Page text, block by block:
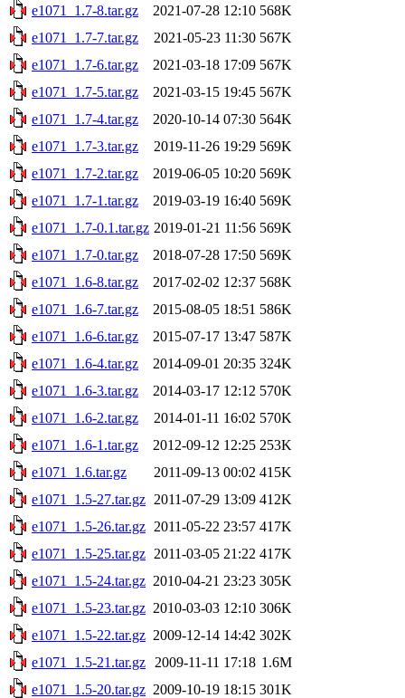
e1071_1.7-8.tar.gz
2021-07-28 12:10 568K
e1071_1.7-7.tar.gz
2021-05-23 11:30 567K
e1071_1.7-6.tar.gz
2021-03-18 17:09 567K
e1071_1.7-5.tar.gz
2021-03-15 19:45 567K
e1071_1.7-4.tar.gz
2020-10-14 07:30 564K
e1071_1.7-3.tar.gz
2019-11-26 19:29 569K
e1071_1.7-2.tar.gz
2019-06-05 10:20 569K
e1071_1.7-1.tar.gz
2019-03-19 16:40 569K
e1071_1.7-0.1.tar.gz 2019-01-21 11:56 569K
e1071_1.7-0.tar.gz
2018-07-28 17:50 569K
e1071_1.6-8.tar.gz
2017-02-02 12:37 568K
e1071_1.6-7.tar.gz
2015-08-05 18:51 586K
e1071_1.6-6.tar.gz
2015-07-17 13:47 587K
e1071_1.6-4.tar.gz
2014-09-01 20:35 324K
e1071_1.6-3.tar.gz
2014-03-17 12:12 570K
e1071_1.6-2.tar.gz
2014-01-11 16:02 570K
e1071_1.6-1.tar.gz
2012-09-12 12:25 253K
e1071_1.6.tar.gz
2011-09-13 00:02 415K
e1071_1.5-27.tar.gz 2011-07-29 13:09 412K
e1071_1.5-26.tar.gz 2011-05-22 23:57 417K
e1071_1.5-25.tar.gz 2011-03-05 21:22 417K
e1071_1.5-24.tar.gz 2010-04-21 23:23 305K
e1071_1.5-23.tar.gz 2010-03-03 12:10 306K
e1071_1.5-22.tar.gz 2009-12-14 14:42 302K
e1071_1.5-21.tar.gz
2009-11-11 17:18 1.6M
e1071_1.5-20.tar.gz 2009-10-19 18:15 301K